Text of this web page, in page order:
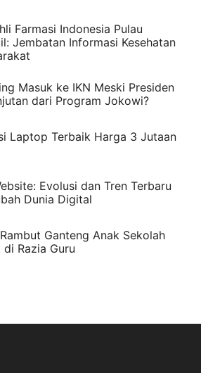
Farmasi Indonesia Pulau
Jembatan Informasi Kesehatan
Masuk ke IKN Meski Presiden
dari Program Jokowi?
Laptop Terbaik Harga 3 Jutaan
Evolusi dan Tren Terbaru
Dunia Digital
Ganteng Anak Sekolah
Razia Guru